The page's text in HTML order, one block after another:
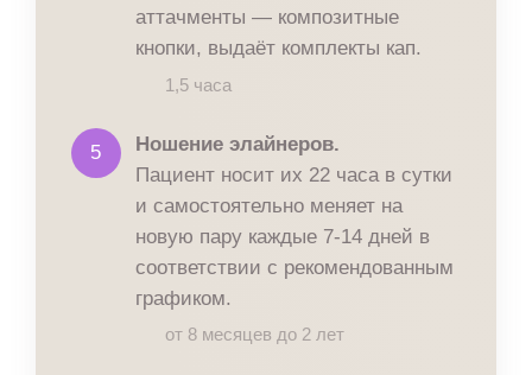
аттачменты — композитные
кнопки, выдаёт комплекты кап.
1,5 часа
5
Ношение элайнеров.
Пациент носит их 22 часа в сутки
и самостоятельно меняет на
новую пару каждые 7-14 дней в
соответствии с рекомендованным
графиком.
от 8 месяцев до 2 лет